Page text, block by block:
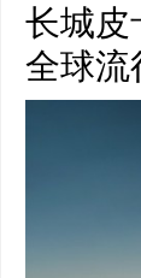
长城皮
全球流